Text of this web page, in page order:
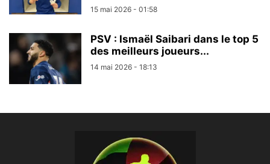
15 mai 2026 - 01:58
PSV : Ismaël Saibari dans le top 5
des meilleurs joueurs...
14 mai 2026 - 18:13